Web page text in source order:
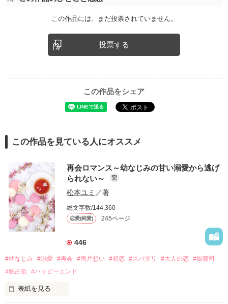
この作品には、まだ投票されていません。
投票する
この作品をシェア
この作品を見ている人にオススメ
再会ロマンス～幼なじみの甘い溺愛から逃げ
られない～
完
松本ユミ ／著
総文字数/144,360
恋愛(純愛) 245ページ
446
#幼なじみ #溺愛 #再会 #両片想い #初恋 #スパダリ #大人の恋 #御曹司
#独占欲
#ハッピーエンド
表紙を見る